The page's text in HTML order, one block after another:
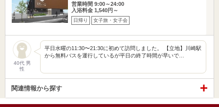
営業時間 9:00～24:00
入浴料金 1,540円～
日帰り 女子旅・女子会
40代 男
性
平日水曜の11:30〜21:30に初めて訪問しました。 【立地】川崎駅
から無料バスを運行しているが平日の終了時間が早いで…
関連情報から探す